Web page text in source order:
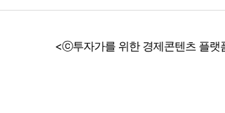
<ⓒ투자가를 위한 경제콘텐츠 플랫